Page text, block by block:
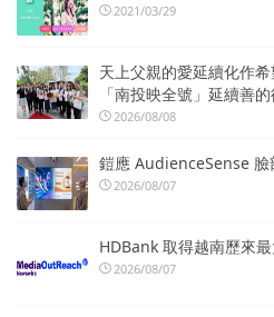
2021/03/29
天上父親的愛延續化作
「南投映全號」延續善
2026/08/08
鎧應 AudienceSense 臉
2026/08/07
HDBank 取得越南歷來
2026/08/07